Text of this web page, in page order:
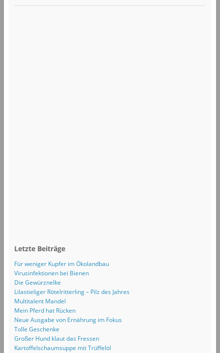
Letzte Beiträge
Für weniger Kupfer im Ökolandbau
Virusinfektionen bei Bienen
Die Gewürznelke
Lilastieliger Rötelritterling – Pilz des Jahres
Multitalent Mandel
Mein Pferd hat Rücken
Neue Ausgabe von Ernährung im Fokus
Tolle Geschenke
Großer Hund klaut das Fressen
Kartoffelschaumsuppe mit Trüffelöl